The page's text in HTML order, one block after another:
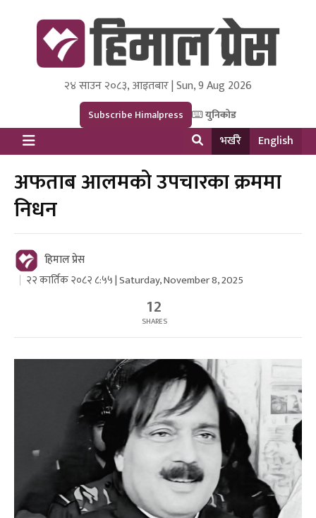
Himal Press
Dot NewsyNepal Media and Research Pvt Ltd.
२४ साउन २०८३, आइतबार | Sun, 9 Aug 2026
Subscribe Himalpress युनिकोड
भर्खरै English
अफताब आलमको उपचारका क्रममा
निधन
हिमाल प्रेस
२२ कार्तिक २०८२ ८:५५ | Saturday, November 8, 2025
12
SHARES